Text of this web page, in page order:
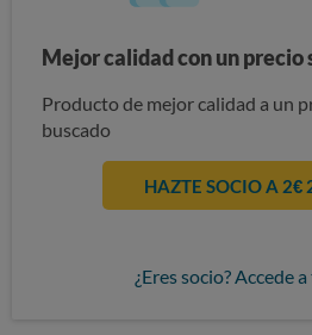
Mejor calidad con un precio
Producto de mejor calidad a un
buscado
HAZTE SOCIO A 2€
¿Eres socio? Accede